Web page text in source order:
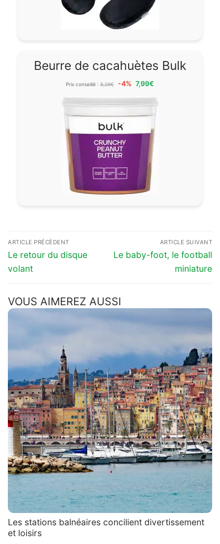
Beurre de cacahuètes Bulk
Prix conseillé : 8,29€ -4% 7,99€
Navigation
de
l’article
ARTICLE PRÉCÈDENT
Previous
post:
Le retour du disque
volant
ARTICLE SUIVANT
Next
Le baby-foot, le football
miniature
VOUS AIMEREZ AUSSI
Les stations balnéaires concilient divertissement
et loisirs